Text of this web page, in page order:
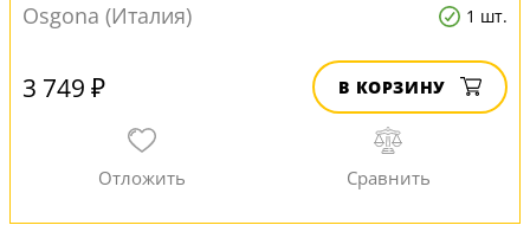
Osgona (Италия) 1 шт.
3 749 ₽ В КОРЗИНУ